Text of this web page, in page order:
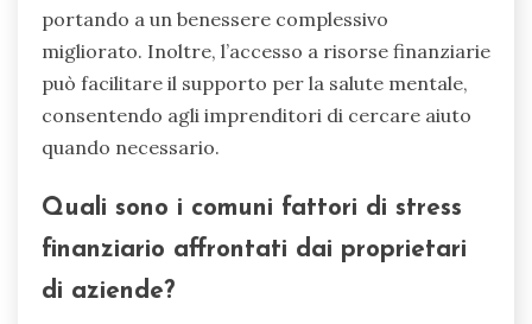
portando a un benessere complessivo
migliorato. Inoltre, l’accesso a risorse finanziarie
può facilitare il supporto per la salute mentale,
consentendo agli imprenditori di cercare aiuto
quando necessario.
Quali sono i comuni fattori di stress
finanziario affrontati dai proprietari
di aziende?